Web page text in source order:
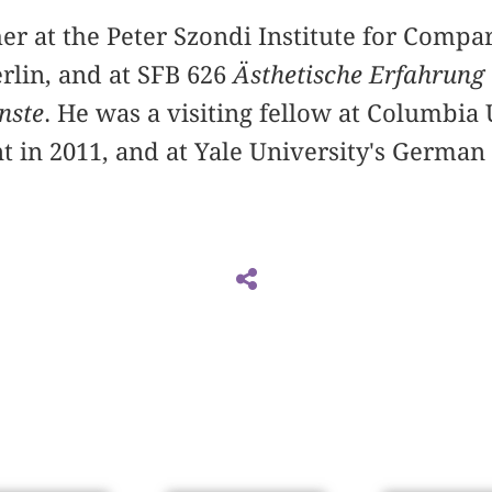
at the Peter Szondi Institute for
and at SFB 626 Ästhetische Erfahrung
. He was a visiting fellow at Columbia
in 2011, and at Yale University's